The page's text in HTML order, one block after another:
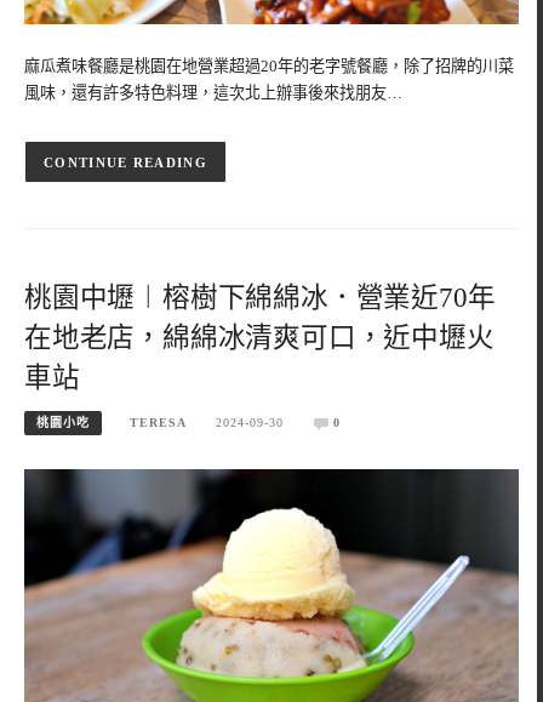
麻瓜煮味餐廳是桃園在地營業超過20年的老字號餐廳，除了招牌的川菜
風味，還有許多特色料理，這次北上辦事後來找朋友…
CONTINUE READING
桃園中壢︱榕樹下綿綿冰．營業近70年
在地老店，綿綿冰清爽可口，近中壢火
車站
桃園小吃 TERESA 2024-09-30 0